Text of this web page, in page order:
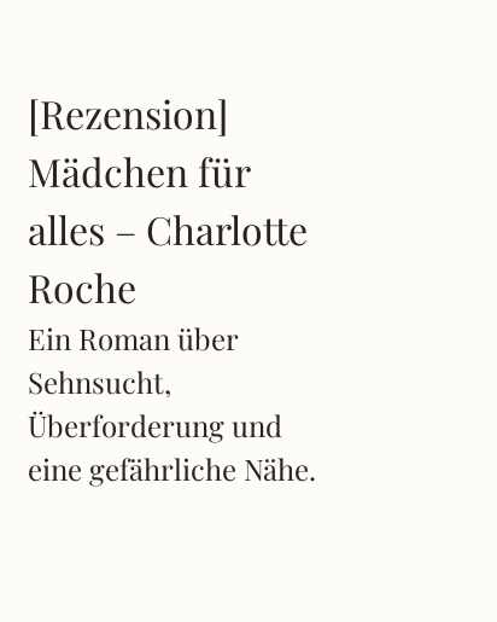
[Rezension]
Mädchen für
alles – Charlotte
Roche
Ein Roman über
Sehnsucht,
Überforderung und
eine gefährliche Nähe.